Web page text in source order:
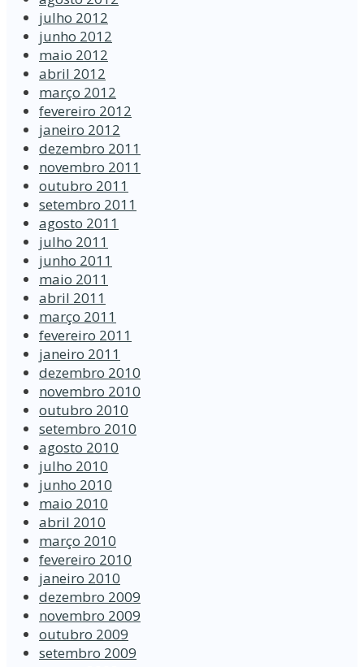
julho 2012
junho 2012
maio 2012
abril 2012
março 2012
fevereiro 2012
janeiro 2012
dezembro 2011
novembro 2011
outubro 2011
setembro 2011
agosto 2011
julho 2011
junho 2011
maio 2011
abril 2011
março 2011
fevereiro 2011
janeiro 2011
dezembro 2010
novembro 2010
outubro 2010
setembro 2010
agosto 2010
julho 2010
junho 2010
maio 2010
abril 2010
março 2010
fevereiro 2010
janeiro 2010
dezembro 2009
novembro 2009
outubro 2009
setembro 2009